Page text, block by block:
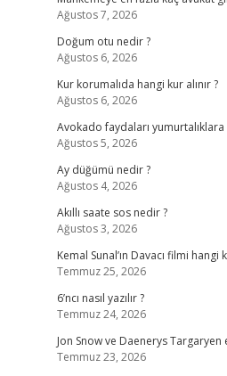
Ağustos 7, 2026
Doğum otu nedir ?
Ağustos 6, 2026
Kur korumalıda hangi kur alınır ?
Ağustos 6, 2026
Avokado faydaları
Ağustos 5, 2026
Ay düğümü nedir ?
Ağustos 4, 2026
Akıllı saate sos nedir ?
Ağustos 3, 2026
Kemal Sunal’ın Davacı filmi hangi
Temmuz 25, 2026
6’ncı nasıl yazılır ?
Temmuz 24, 2026
Jon Snow ve Daenerys Targaryen
Temmuz 23, 2026